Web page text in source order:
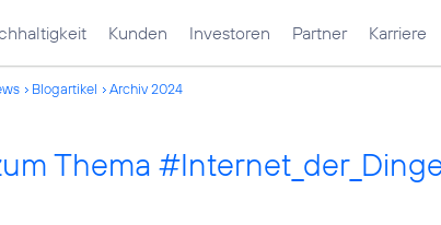
Kunden Investoren Partner Karriere
Blogartikel Archiv 2024
Thema